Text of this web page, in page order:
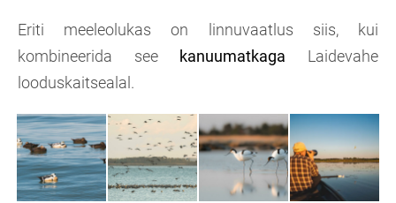
Eriti meeleolukas on linnuvaatlus siis, kui
kombineerida seekanuumatkaga Laidevahe
looduskaitsealal.